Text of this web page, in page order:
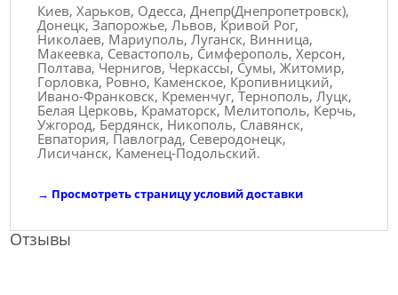
Киев, Харьков, Одесса, Днепр(Днепропетровск),
Донецк, Запорожье, Львов, Кривой Рог,
Николаев, Мариуполь, Луганск, Винница,
Макеевка, Севастополь, Симферополь, Херсон,
Полтава, Чернигов, Черкассы, Сумы, Житомир,
Горловка, Ровно, Каменское, Кропивницкий,
Ивано-Франковск, Кременчуг, Тернополь, Луцк,
Белая Церковь, Краматорск, Мелитополь, Керчь,
Ужгород, Бердянск, Никополь, Славянск,
Евпатория, Павлоград, Северодонецк,
Лисичанск, Каменец-Подольский.
→ Просмотреть страницу условий доставки
Отзывы